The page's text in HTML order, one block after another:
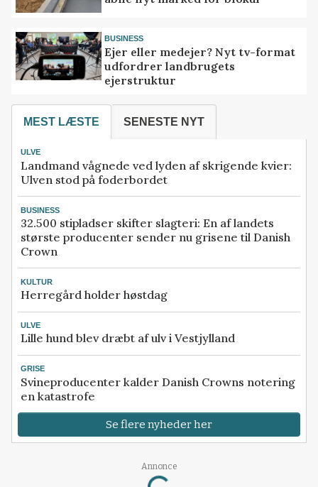
BUSINESS
Ejer eller medejer? Nyt tv-format
udfordrer landbrugets
ejerstruktur
MEST LÆSTE SENESTE NYT
ULVE
Landmand vågnede ved lyden af skrigende kvier:
Ulven stod på foderbordet
BUSINESS
32.500 stipladser skifter slagteri: En af landets
største producenter sender nu grisene til Danish
Crown
KULTUR
Herregård holder høstdag
ULVE
Lille hund blev dræbt af ulv i Vestjylland
GRISE
Svineproducenter kalder Danish Crowns notering
en katastrofe
Se flere nyheder her
Annonce
Loading...